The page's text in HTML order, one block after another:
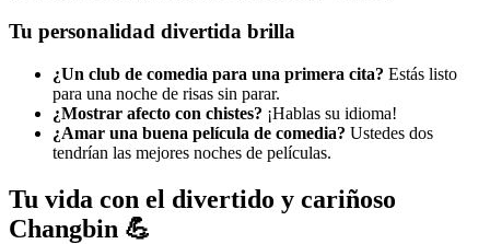
Tu personalidad divertida brilla
¿Un club de comedia para una primera cita? Estás listo
para una noche de risas sin parar.
¿Mostrar afecto con chistes? ¡Hablas su idioma!
¿Amar una buena película de comedia? Ustedes dos
tendrían las mejores noches de películas.
Tu vida con el divertido y cariñoso
Changbin 💪